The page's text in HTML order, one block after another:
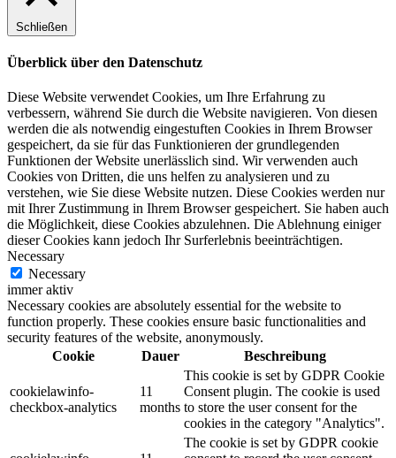
Schließen
Überblick über den Datenschutz
Diese Website verwendet Cookies, um Ihre Erfahrung zu
verbessern, während Sie durch die Website navigieren. Von diesen
werden die als notwendig eingestuften Cookies in Ihrem Browser
gespeichert, da sie für das Funktionieren der grundlegenden
Funktionen der Website unerlässlich sind. Wir verwenden auch
Cookies von Dritten, die uns helfen zu analysieren und zu
verstehen, wie Sie diese Website nutzen. Diese Cookies werden nur
mit Ihrer Zustimmung in Ihrem Browser gespeichert. Sie haben auch
die Möglichkeit, diese Cookies abzulehnen. Die Ablehnung einiger
dieser Cookies kann jedoch Ihr Surferlebnis beeinträchtigen.
Necessary
Necessary
immer aktiv
Necessary cookies are absolutely essential for the website to
function properly. These cookies ensure basic functionalities and
security features of the website, anonymously.
Cookie
Dauer Beschreibung
cookielawinfo-
checkbox-analytics
11
months
This cookie is set by GDPR Cookie
Consent plugin. The cookie is used
to store the user consent for the
cookies in the category "Analytics".
The cookie is set by GDPR cookie